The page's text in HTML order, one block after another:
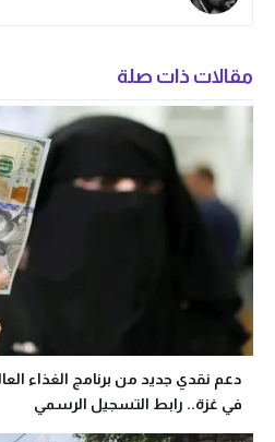
مقالات ذات صلة
دعم نقدي جديد من برنامج الغذاء
في غزة.. رابط التسجيل الرسمي